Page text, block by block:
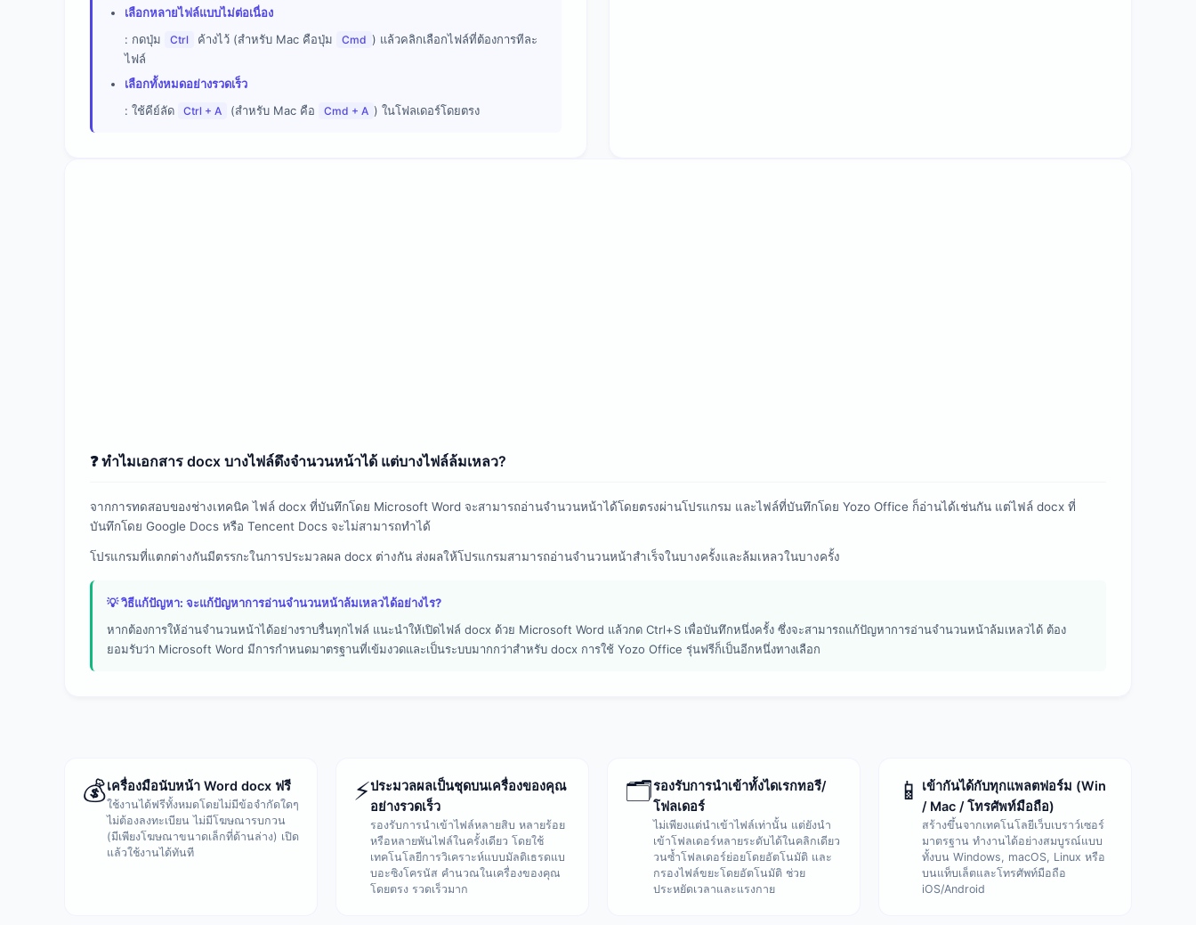
เลือกหลายไฟล์แบบไม่ต่อเนื่อง
: กดปุ่ม
Ctrl ค้างไว้ (สำหรับ Mac คือปุ่ม Cmd ) แล้วคลิกเลือกไฟล์ที่ต้องการทีละ
ไฟล์
เลือกทั้งหมดอย่างรวดเร็ว
: ใช้คีย์ลัด
Ctrl + A (สำหรับ Mac คือ Cmd + A ) ในโฟลเดอร์โดยตรง
❓ ทำไมเอกสาร docx บางไฟล์ดึงจำนวนหน้าได้ แต่บางไฟล์ล้มเหลว?
จากการทดสอบของช่างเทคนิค ไฟล์ docx ที่บันทึกโดย Microsoft Word จะสามารถอ่านจำนวนหน้าได้โดยตรงผ่านโปรแกรม และไฟล์ที่บันทึกโดย Yozo Office ก็อ่านได้เช่นกัน แต่ไฟล์ docx ที่
บันทึกโดย Google Docs หรือ Tencent Docs จะไม่สามารถทำได้
โปรแกรมที่แตกต่างกันมีตรรกะในการประมวลผล docx ต่างกัน ส่งผลให้โปรแกรมสามารถอ่านจำนวนหน้าสำเร็จในบางครั้งและล้มเหลวในบางครั้ง
💡 วิธีแก้ปัญหา: จะแก้ปัญหาการอ่านจำนวนหน้าล้มเหลวได้อย่างไร?
หากต้องการให้อ่านจำนวนหน้าได้อย่างราบรื่นทุกไฟล์ แนะนำให้เปิดไฟล์ docx ด้วย Microsoft Word แล้วกด Ctrl+S เพื่อบันทึกหนึ่งครั้ง ซึ่งจะสามารถแก้ปัญหาการอ่านจำนวนหน้าล้มเหลวได้ ต้อง
ยอมรับว่า Microsoft Word มีการกำหนดมาตรฐานที่เข้มงวดและเป็นระบบมากกว่าสำหรับ docx การใช้ Yozo Office รุ่นฟรีก็เป็นอีกหนึ่งทางเลือก
💰เครื่องมือนับหน้า Word docx ฟรี
ใช้งานได้ฟรีทั้งหมดโดยไม่มีข้อจำกัดใดๆ
ไม่ต้องลงทะเบียน ไม่มีโฆษณารบกวน
(มีเพียงโฆษณาขนาดเล็กที่ด้านล่าง) เปิด
แล้วใช้งานได้ทันที
⚡ประมวลผลเป็นชุดบนเครื่องของคุณ
อย่างรวดเร็ว
รองรับการนำเข้าไฟล์หลายสิบ หลายร้อย
หรือหลายพันไฟล์ในครั้งเดียว โดยใช้
เทคโนโลยีการวิเคราะห์แบบมัลติเธรดแบ
บอะซิงโครนัส คำนวณในเครื่องของคุณ
โดยตรง รวดเร็วมาก
🗂️รองรับการนำเข้าทั้งไดเรกทอรี/
โฟลเดอร์
ไม่เพียงแต่นำเข้าไฟล์เท่านั้น แต่ยังนำ
เข้าโฟลเดอร์หลายระดับได้ในคลิกเดียว
วนซ้ำโฟลเดอร์ย่อยโดยอัตโนมัติ และ
กรองไฟล์ขยะโดยอัตโนมัติ ช่วย
ประหยัดเวลาและแรงกาย
📱
เข้ากันได้กับทุกแพลตฟอร์ม (Win
/ Mac / โทรศัพท์มือถือ)
สร้างขึ้นจากเทคโนโลยีเว็บเบราว์เซอร์
มาตรฐาน ทำงานได้อย่างสมบูรณ์แบบ
ทั้งบน Windows, macOS, Linux หรือ
บนแท็บเล็ตและโทรศัพท์มือถือ
iOS/Android